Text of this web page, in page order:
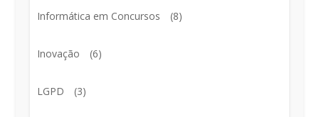
Informática em Concursos (8)
Inovação (6)
LGPD (3)